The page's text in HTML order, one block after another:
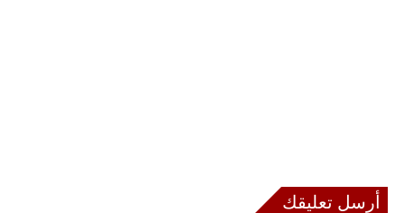
أرسل تعليقك